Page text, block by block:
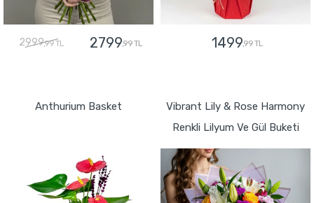
2999,99 TL 2799,99 TL 1499,99 TL
Anthurium Basket
Vibrant Lily & Rose Harmony
Renkli Lilyum Ve Gül Buketi